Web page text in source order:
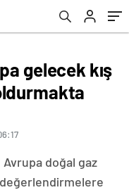
gelecek kış
Avrupa doğal gaz